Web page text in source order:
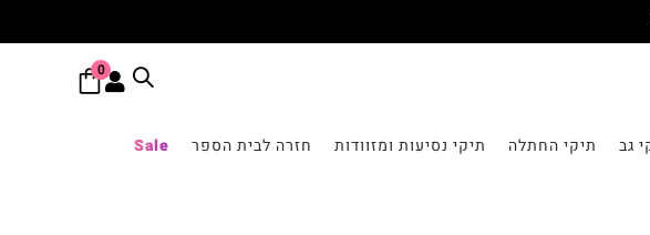
0
גב תיקי החתלה תיקי נסיעות ומזוודות חזרה לבית הספר Sale